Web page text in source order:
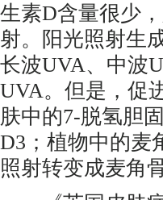
生素D含量很少
射。阳光照射生
长波UVA、中波
UVA。但是，促
肤中的7-脱氢胆
D3；植物中的麦
照射转变成麦角